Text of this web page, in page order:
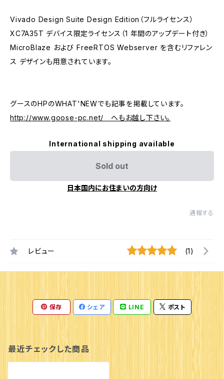
Vivado Design Suite Design Edition（フルライセンス）
XC7A35T デバイス限定ライセンス（1 年間のアップデート付き）
MicroBlaze および FreeRTOS Webserver を含むリファレン
ス デザインも用意されています。
グースのHPのWHAT'NEWでも記事を掲載しています。
http://www.goose-pc.net/ へもお越し下さい。
International shipping available
Sold out
日本国内にお住まいの方向け
通報する
レビュー (1)
保存 シェア LINE ポスト
最近チェックした商品